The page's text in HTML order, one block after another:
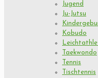
Jugend
Ju-Jutsu
Kobudo
Taekwondo
Tennis
Tischtennis